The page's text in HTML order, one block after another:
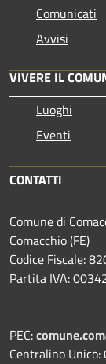
Comunicati
Avvisi
VIVERE IL
Luoghi
Eventi
CONTATTI
Comune di
Comacchio (FE)
Codice Fiscale:
Partita IVA:
PEC:
Centralino